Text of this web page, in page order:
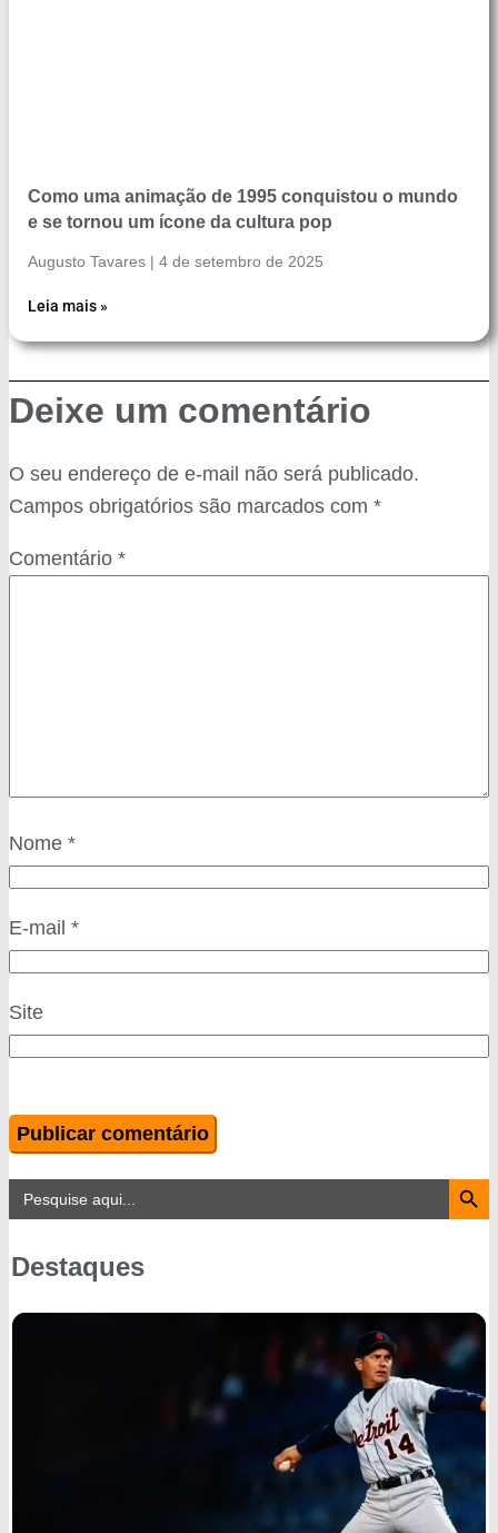
Como uma animação de 1995 conquistou o mundo
e se tornou um ícone da cultura pop
Augusto Tavares 4 de setembro de 2025
Leia mais »
Deixe um comentário
O seu endereço de e-mail não será publicado.
Campos obrigatórios são marcados com *
Comentário *
Nome *
E-mail *
Site
Search
for:
Search Button
Destaques